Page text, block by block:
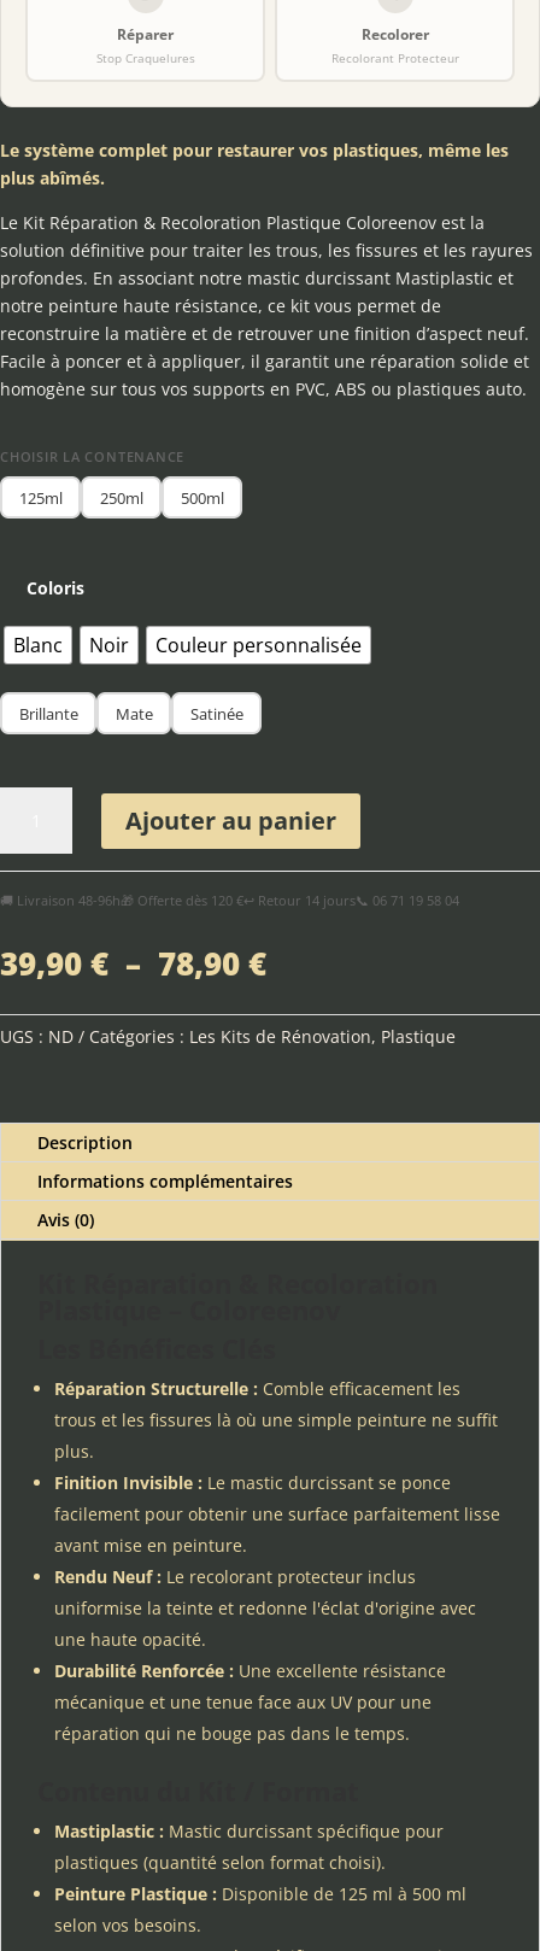
Réparer
Stop Craquelures
Recolorer
Recolorant Protecteur
Le système complet pour restaurer vos plastiques, même les
plus abîmés.
Le Kit Réparation & Recoloration Plastique Coloreenov est la
solution définitive pour traiter les trous, les fissures et les rayures
profondes. En associant notre mastic durcissant Mastiplastic et
notre peinture haute résistance, ce kit vous permet de
reconstruire la matière et de retrouver une finition d’aspect neuf.
Facile à poncer et à appliquer, il garantit une réparation solide et
homogène sur tous vos supports en PVC, ABS ou plastiques auto.
CHOISIR LA CONTENANCE
125ml 250ml 500ml
Coloris
Blanc Noir Couleur personnalisée
Brillante Mate Satinée
Kit
&
Plastique
Coloreenov
Ajouter au panier
🚚 Livraison 48-96h🎁 Offerte dès 120 €↩ Retour 14 jours📞 06 71 19 58 04
39,90€ – 78,90€Plage
prix :
39,90 €
UGS : ND Catégories : Les Kits de Rénovation, Plastique
Description
Informations complémentaires
Avis (0)
Réparation Structurelle : Comble efficacement les
trous et les fissures là où une simple peinture ne suffit
plus.
Finition Invisible : Le mastic durcissant se ponce
facilement pour obtenir une surface parfaitement lisse
avant mise en peinture.
Rendu Neuf : Le recolorant protecteur inclus
uniformise la teinte et redonne l'éclat d'origine avec
une haute opacité.
Durabilité Renforcée : Une excellente résistance
mécanique et une tenue face aux UV pour une
réparation qui ne bouge pas dans le temps.
Mastiplastic : Mastic durcissant spécifique pour
plastiques (quantité selon format choisi).
Peinture Plastique : Disponible de 125 ml à 500 ml
selon vos besoins.